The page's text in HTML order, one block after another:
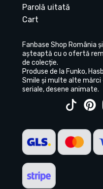
Parolă uitată
Cart
Fanbase Shop România
așteaptă cu o ofertă
de colecție.
Produse de la Funko,
Smile și multe alte
seriale, desene animate.